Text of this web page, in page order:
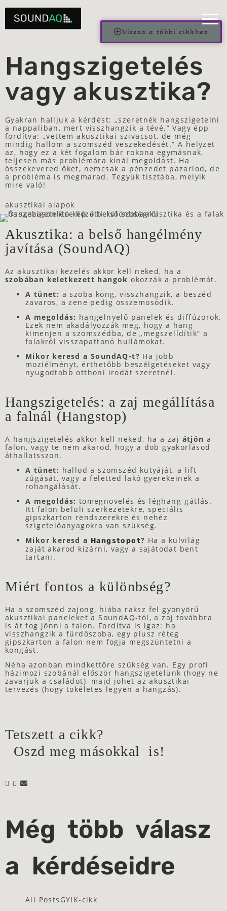
Vissza a többi cikkhez
Hangszigetelés
vagy akusztika?
Gyakran halljuk a kérdést: „szeretnék hangszigetelni
a nappaliban, mert visszhangzik a tévé.” Vagy épp
fordítva: „vettem akusztikai szivacsot, de még
mindig hallom a szomszéd veszekedését.” A helyzet
az, hogy ez a két fogalom bár rokona egymásnak,
teljesen más problémára kínál megoldást. Ha
összekevered őket, nemcsak a pénzedet pazarlod, de
a probléma is megmarad. Tegyük tisztába, melyik
mire való!
akusztikai alapok
Akusztika: a belső hangélmény
javítása (SoundAQ)
Az akusztikai kezelés akkor kell neked, ha a
szobában keletkezett hangok okozzák a problémát.
A tünet: a szoba kong, visszhangzik, a beszéd
zavaros, a zene pedig összemosódik.
A megoldás: hangelnyelő panelek és diffúzorok.
Ezek nem akadályozzák meg, hogy a hang
kimenjen a szomszédba, de „megszelídítik” a
falakról visszapattanó hullámokat.
Mikor keresd a SoundAQ-t? Ha jobb
moziélményt, érthetőbb beszélgetéseket vagy
nyugodtabb otthoni irodát szeretnél.
Hangszigetelés: a zaj megállítása
a falnál (Hangstop)
A hangszigetelés akkor kell neked, ha a zaj átjön a
falon, vagy te nem akarod, hogy a dob gyakorlásod
áthallatsszon.
A tünet: hallod a szomszéd kutyáját, a lift
zúgását, vagy a feletted lakó gyerekeinek a
rohangálását.
A megoldás: tömegnövelés és léghang-gátlás.
Itt falon belüli szerkezetekre, speciális
gipszkarton rendszerekre és nehéz
szigetelőanyagokra van szükség.
Mikor keresd a Hangstopot? Ha a külvilág
zaját akarod kizárni, vagy a sajátodat bent
tartani.
Miért fontos a különbség?
Ha a szomszéd zajong, hiába raksz fel gyönyörű
akusztikai paneleket a SoundAQ-tól, a zaj továbbra
is át fog jönni a falon. Fordítva is igaz: ha
visszhangzik a fürdőszoba, egy plusz réteg
gipszkarton a falon nem fogja megszüntetni a
kongást.
Néha azonban mindkettőre szükség van. Egy profi
házimozi szobánál először hangszigetelünk (hogy ne
zavarjuk a családot), majd jöhet az akusztikai
tervezés (hogy tökéletes legyen a hangzás).
Tetszett a cikk?
Oszd meg másokkal is!
Még több válasz
a kérdéseidre
All Posts GYIK-cikk